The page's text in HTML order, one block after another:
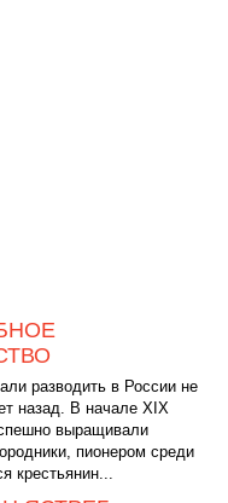
разводить в России не
назад. В начале XIX
выращивали
пионером среди
крестьянин...